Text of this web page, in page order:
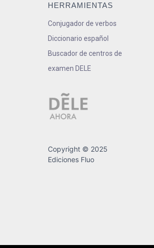
HERRAMIENTAS
Conjugador de verbos
Diccionario español
Buscador de centros de
examen DELE
Copyright © 2025
Ediciones Fluo